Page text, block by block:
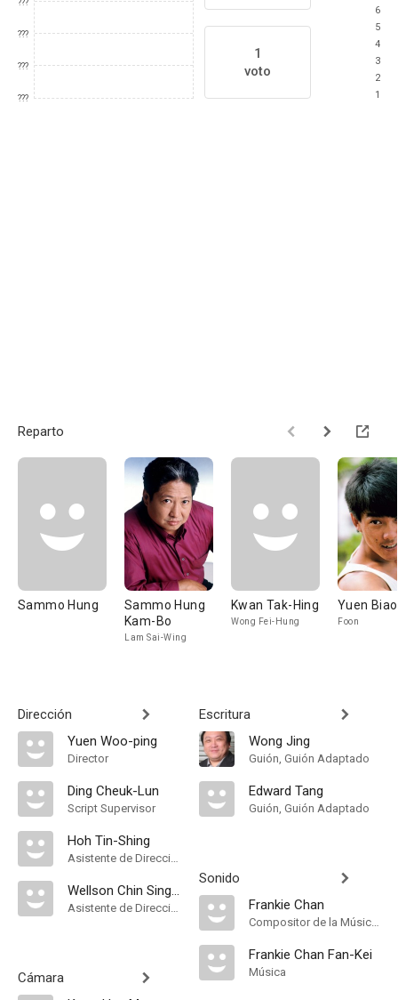
???
???
???
???
1
voto
6
5
4
3
2
1
Reparto
Sammo Hung
Sammo Hung
Kam-Bo
Lam Sai-Wing
Kwan Tak-Hing
Wong Fei-Hung
Yuen Biao
Foon
Dirección
Yuen Woo-ping
Director
Ding Cheuk-Lun
Script Supervisor
Hoh Tin-Shing
Asistente de Dirección
Wellson Chin Sing-Wai
Asistente de Dirección
Cámara
Escritura
Wong Jing
Guión, Guión Adaptado
Edward Tang
Guión, Guión Adaptado
Sonido
Frankie Chan
Compositor de la Música Original
Frankie Chan Fan-Kei
Música